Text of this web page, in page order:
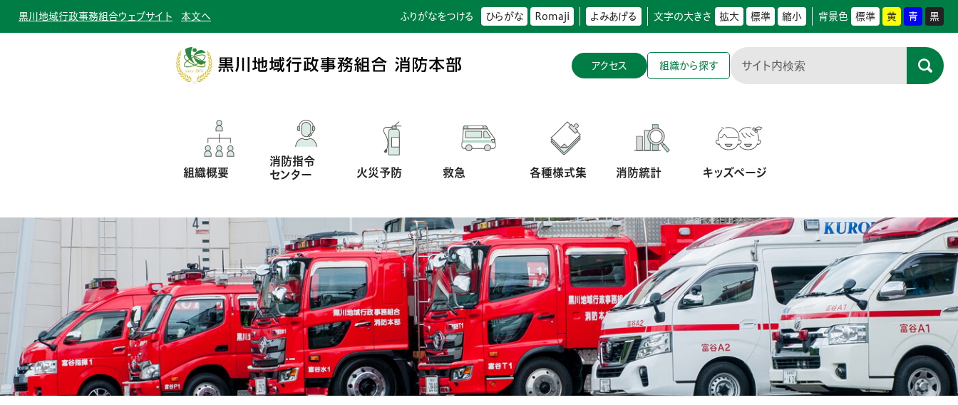
黒川地域行政事務組合ウェブサイト 本文へ ふりがなをつける ひらがな Romaji よみあげる 文字の大きさ 拡大 標準 縮小 背景色 標準 黄 青 黒
アクセス 組織から探す
組織概要
消防指令
センター
火災予防 救急 各種様式集 消防統計 キッズページ